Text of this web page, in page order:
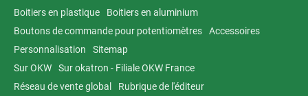
Boitiers en plastique
Boitiers en aluminium
Boutons de commande pour potentiomètres
Accessoires
Personnalisation
Sitemap
Sur OKW
Sur okatron - Filiale OKW France
Réseau de vente global
Rubrique de l'éditeur